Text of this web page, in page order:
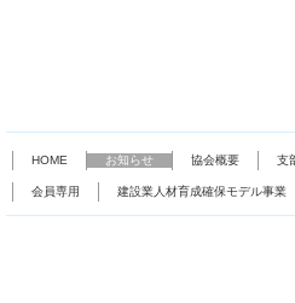
HOME お知らせ 協会概要 支
会員専用 建設業人材育成確保モデル事業